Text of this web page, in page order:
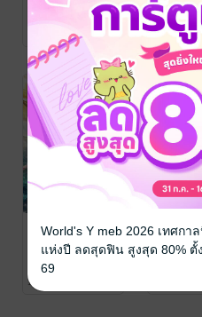
นิยายรักจีนโบราณ
ร้าย (2
ม๊ะ เหมียว
นิยายรักจี
8 Rating
เป็นนางร้าย เล่ม
2 (จบ)
ม๊ะ เหมียว คัตโตะ
นิยายรักจีนโบราณ
11 Rating
เป็นนาง
เล่ม1 (2
ม๊ะ เหมียว
World's Y meb 2026 เทศก
แห่งปี ลดสุดฟิน สูงสุด 80% ตั้
69